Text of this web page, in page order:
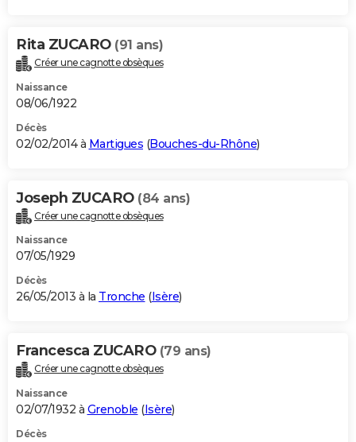
Rita ZUCARO (91 ans)
Créer une cagnotte obsèques
Naissance
08/06/1922
Décès
02/02/2014 à Martigues (Bouches-du-Rhône)
Joseph ZUCARO (84 ans)
Créer une cagnotte obsèques
Naissance
07/05/1929
Décès
26/05/2013 à la Tronche (Isère)
Francesca ZUCARO (79 ans)
Créer une cagnotte obsèques
Naissance
02/07/1932 à Grenoble (Isère)
Décès